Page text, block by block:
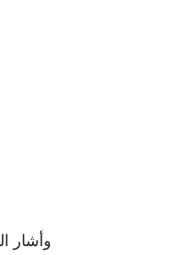
وأشار